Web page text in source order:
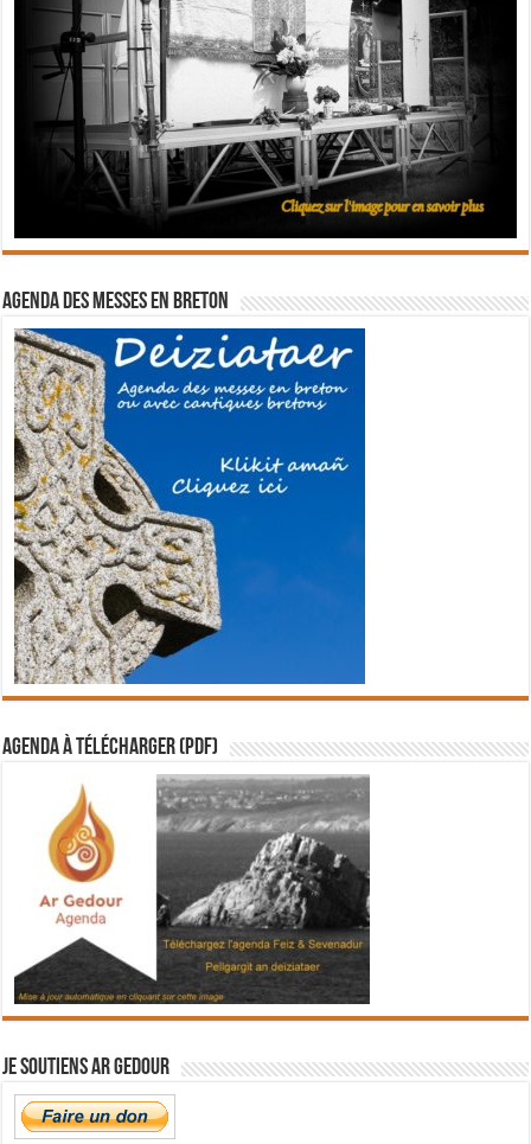
Agenda des messes en breton
Agenda à télécharger (PDF)
Je soutiens Ar Gedour